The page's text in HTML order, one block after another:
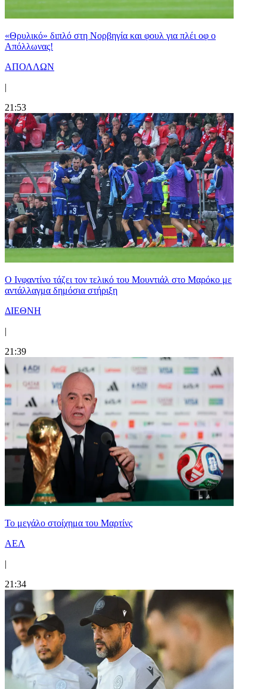
«Θρυλικό» διπλό στη Νορβηγία και φουλ για πλέι οφ ο
Απόλλωνας!
ΑΠΟΛΛΩΝ
|
21:53
Ο Ινφαντίνο τάζει τον τελικό του Μουντιάλ στο Μαρόκο με
αντάλλαγμα δημόσια στήριξη
ΔΙΕΘΝΗ
|
21:39
Το μεγάλο στοίχημα του Μαρτίνς
ΑΕΛ
|
21:34